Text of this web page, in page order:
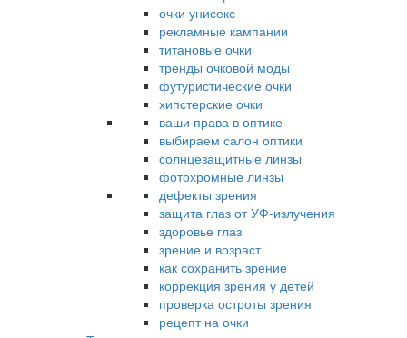
очки унисекс
рекламные кампании
титановые очки
тренды очковой моды
футуристические очки
хипстерские очки
ваши права в оптике
выбираем салон оптики
солнцезащитные линзы
фотохромные линзы
дефекты зрения
защита глаз от УФ-излучения
здоровье глаз
зрение и возраст
как сохранить зрение
коррекция зрения у детей
проверка остроты зрения
рецепт на очки